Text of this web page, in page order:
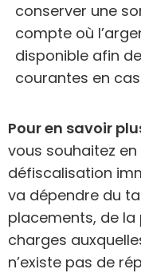
conserver une
compte où
disponible afin
courantes en cas
Pour en savoir
vous souhaitez
défiscalisation
va dépendre du
placements, de
charges
n’existe pas de